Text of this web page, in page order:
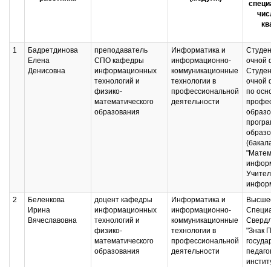
1
Бадретдинова
Елена
Денисовна
преподаватель
СПО кафедры
информационных
технологий и
физико-
математического
образования
Информатика и
информационно-
коммуникационные
технологии в
профессиональной
деятельности
очной
очной
по
2
Беленкова
Ирина
Вячеславовна
доцент кафедры
информационных
технологий и
физико-
математического
образования
Информатика и
информационно-
коммуникационные
технологии в
профессиональной
деятельности
"Знак